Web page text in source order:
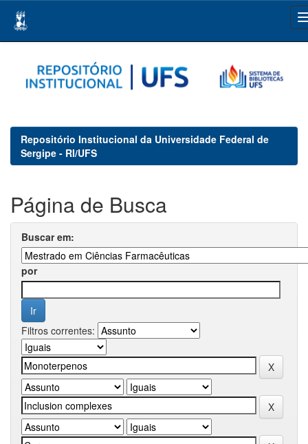
navigation
Repositório Institucional da Universidade Federal de
Sergipe - RI/UFS
Página de Busca
Buscar em:
por
Filtros correntes: